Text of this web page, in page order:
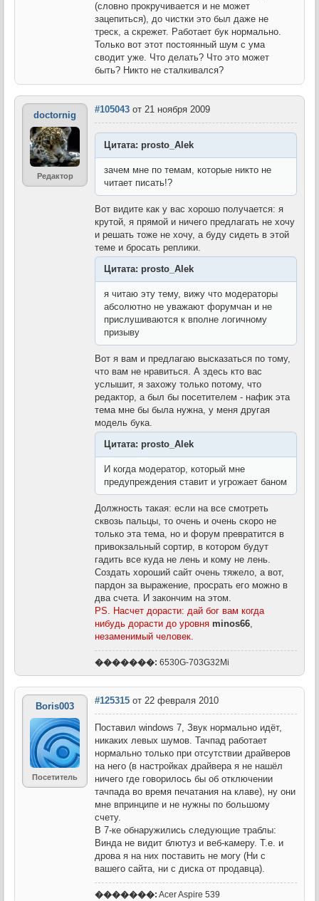
(словно прокручивается и не может
зацепиться), до чистки это был даже не
треск, а скрежет. Работает бук нормально.
Только вот этот постоянный шум с ума
сводит уже. Что делать? Что это может
быть? Никто не сталкивался?
doctornig
Редактор
#105043 от 21 ноября 2009
Цитата: prosto_Alek
зачем мне по темам, которые никто не
читает писать!?
Вот видите как у вас хорошо получается: я
крутой, я прямой и ничего предлагать не хочу
и решать тоже не хочу, а буду сидеть в этой
теме и бросать реплики.
Цитата: prosto_Alek
я читаю эту тему, вижу что модераторы
абсолютно не уважают форумчан и не
прислушиваются к вполне логичному
призыву
Вот я вам и предлагаю высказаться по тому,
что вам не нравиться. А здесь кто вас
услышит, я захожу только потому, что
редактор, а был бы посетителем - нафик эта
тема мне бы была нужна, у меня другая
модель бука.
Цитата: prosto_Alek
И когда модератор, который мне
предупреждения ставит и угрожает баном
Должность такая: если на все смотреть
сквозь пальцы, то очень и очень скоро не
только эта тема, но и форум превратится в
привокзальный сортир, в котором будут
гадить все куда не лень и кому не лень.
Создать хороший сайт очень тяжело, а вот,
пардон за выражение, просрать его можно в
два счета. И закончим на этом.
PS. Насчет дорасти: дай бог вам когда
нибудь дорасти до уровня minos66,
незаменимый человек.
�������: 6530G-703G32Mi
Boris003
Посетитель
#125315 от 22 февраля 2010
Поставил windows 7, Звук нормально идёт,
никаких левых шумов. Тачпад работает
нормально только при отсутствии драйверов
на него (в настройках драйвера я не нашёл
ничего где говорилось бы об отключении
тачпада во время печатания на клаве), ну они
мне впринципе и не нужны по большому
счету.
В 7-ке обнаружились следующие траблы:
Винда не видит блютуз и веб-камеру. Т.е. и
дрова я на них поставить не могу (Ни с
вашего сайта, ни с диска от продавца).
�������: Acer Aspire 539